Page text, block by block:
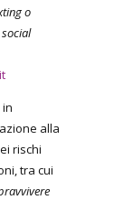
o
alla
rischi
tra cui